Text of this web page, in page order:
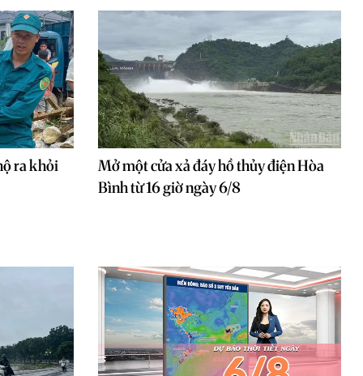
ra khỏi
Mở một cửa xả đáy hồ thủy điện Hòa
Bình từ 16 giờ ngày 6/8